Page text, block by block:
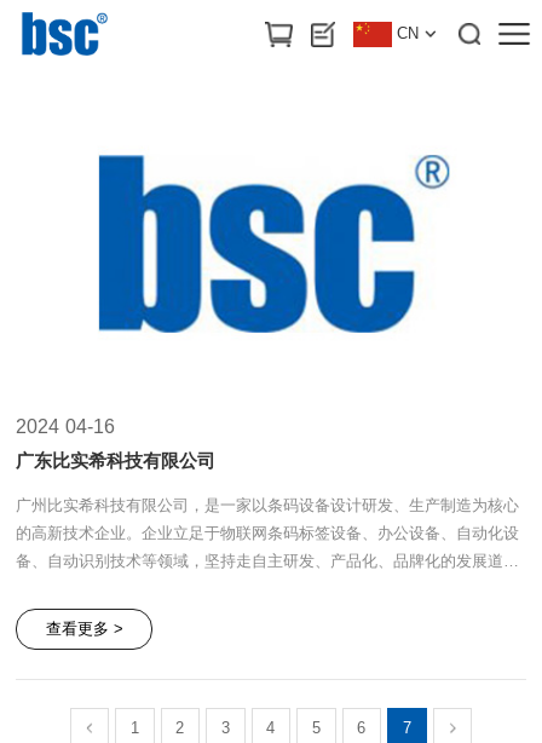
CN
首页 > 新闻动态
04-16
2024
广东比实希科技有限公司
广州比实希科技有限公司，是一家以条码设备设计研发、生产制造为核心
的高新技术企业。企业立足于物联网条码标签设备、办公设备、自动化设
备、自动识别技术等领域，坚持走自主研发、产品化、品牌化的发展道
的积累，研发出了“bsc”系列产品：标签回卷器、标签剥离机、手持贴标
机、直角封口贴标机、条码打印机、扫描设备等被行业广泛应用的产品，
量管理体系，并通过ISO9001认证，持续为客户提供可靠、优质的产品与
查看更多 >
1 2 3 4 5 6 7